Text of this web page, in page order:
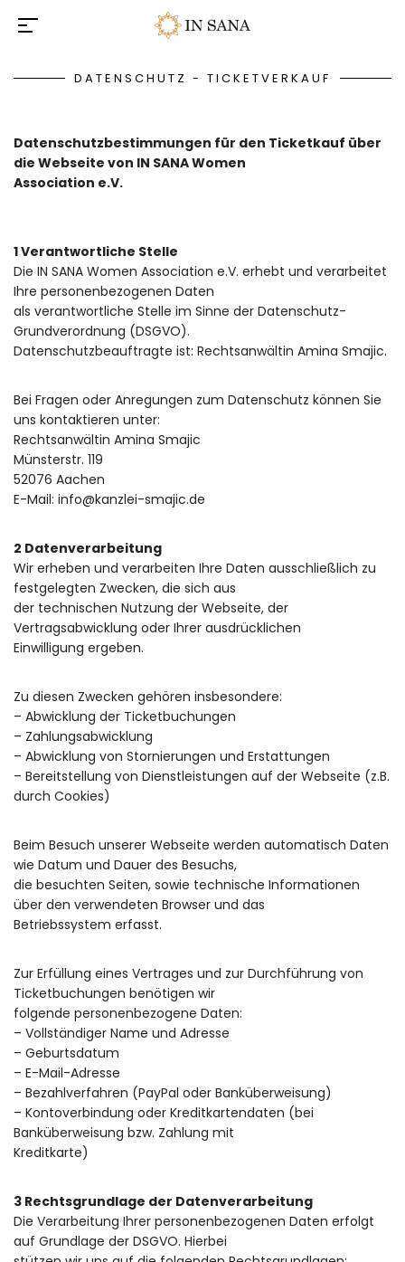
DATENSCHUTZ - TICKETVERKAUF
Datenschutzbestimmungen für den Ticketkauf über
die Webseite von IN SANA Women
Association e.V.
1 Verantwortliche Stelle
Die IN SANA Women Association e.V. erhebt und verarbeitet
Ihre personenbezogenen Daten
als verantwortliche Stelle im Sinne der Datenschutz-
Grundverordnung (DSGVO).
Datenschutzbeauftragte ist: Rechtsanwältin Amina Smajic.
Bei Fragen oder Anregungen zum Datenschutz können Sie
uns kontaktieren unter:
Rechtsanwältin Amina Smajic
Münsterstr. 119
52076 Aachen
E-Mail: info@kanzlei-smajic.de
2 Datenverarbeitung
Wir erheben und verarbeiten Ihre Daten ausschließlich zu
festgelegten Zwecken, die sich aus
der technischen Nutzung der Webseite, der
Vertragsabwicklung oder Ihrer ausdrücklichen
Einwilligung ergeben.
Zu diesen Zwecken gehören insbesondere:
– Abwicklung der Ticketbuchungen
– Zahlungsabwicklung
– Abwicklung von Stornierungen und Erstattungen
– Bereitstellung von Dienstleistungen auf der Webseite (z.B.
durch Cookies)
Beim Besuch unserer Webseite werden automatisch Daten
wie Datum und Dauer des Besuchs,
die besuchten Seiten, sowie technische Informationen
über den verwendeten Browser und das
Betriebssystem erfasst.
Zur Erfüllung eines Vertrages und zur Durchführung von
Ticketbuchungen benötigen wir
folgende personenbezogene Daten:
– Vollständiger Name und Adresse
– Geburtsdatum
– E-Mail-Adresse
– Bezahlverfahren (PayPal oder Banküberweisung)
– Kontoverbindung oder Kreditkartendaten (bei
Banküberweisung bzw. Zahlung mit
Kreditkarte)
3 Rechtsgrundlage der Datenverarbeitung
Die Verarbeitung Ihrer personenbezogenen Daten erfolgt
auf Grundlage der DSGVO. Hierbei